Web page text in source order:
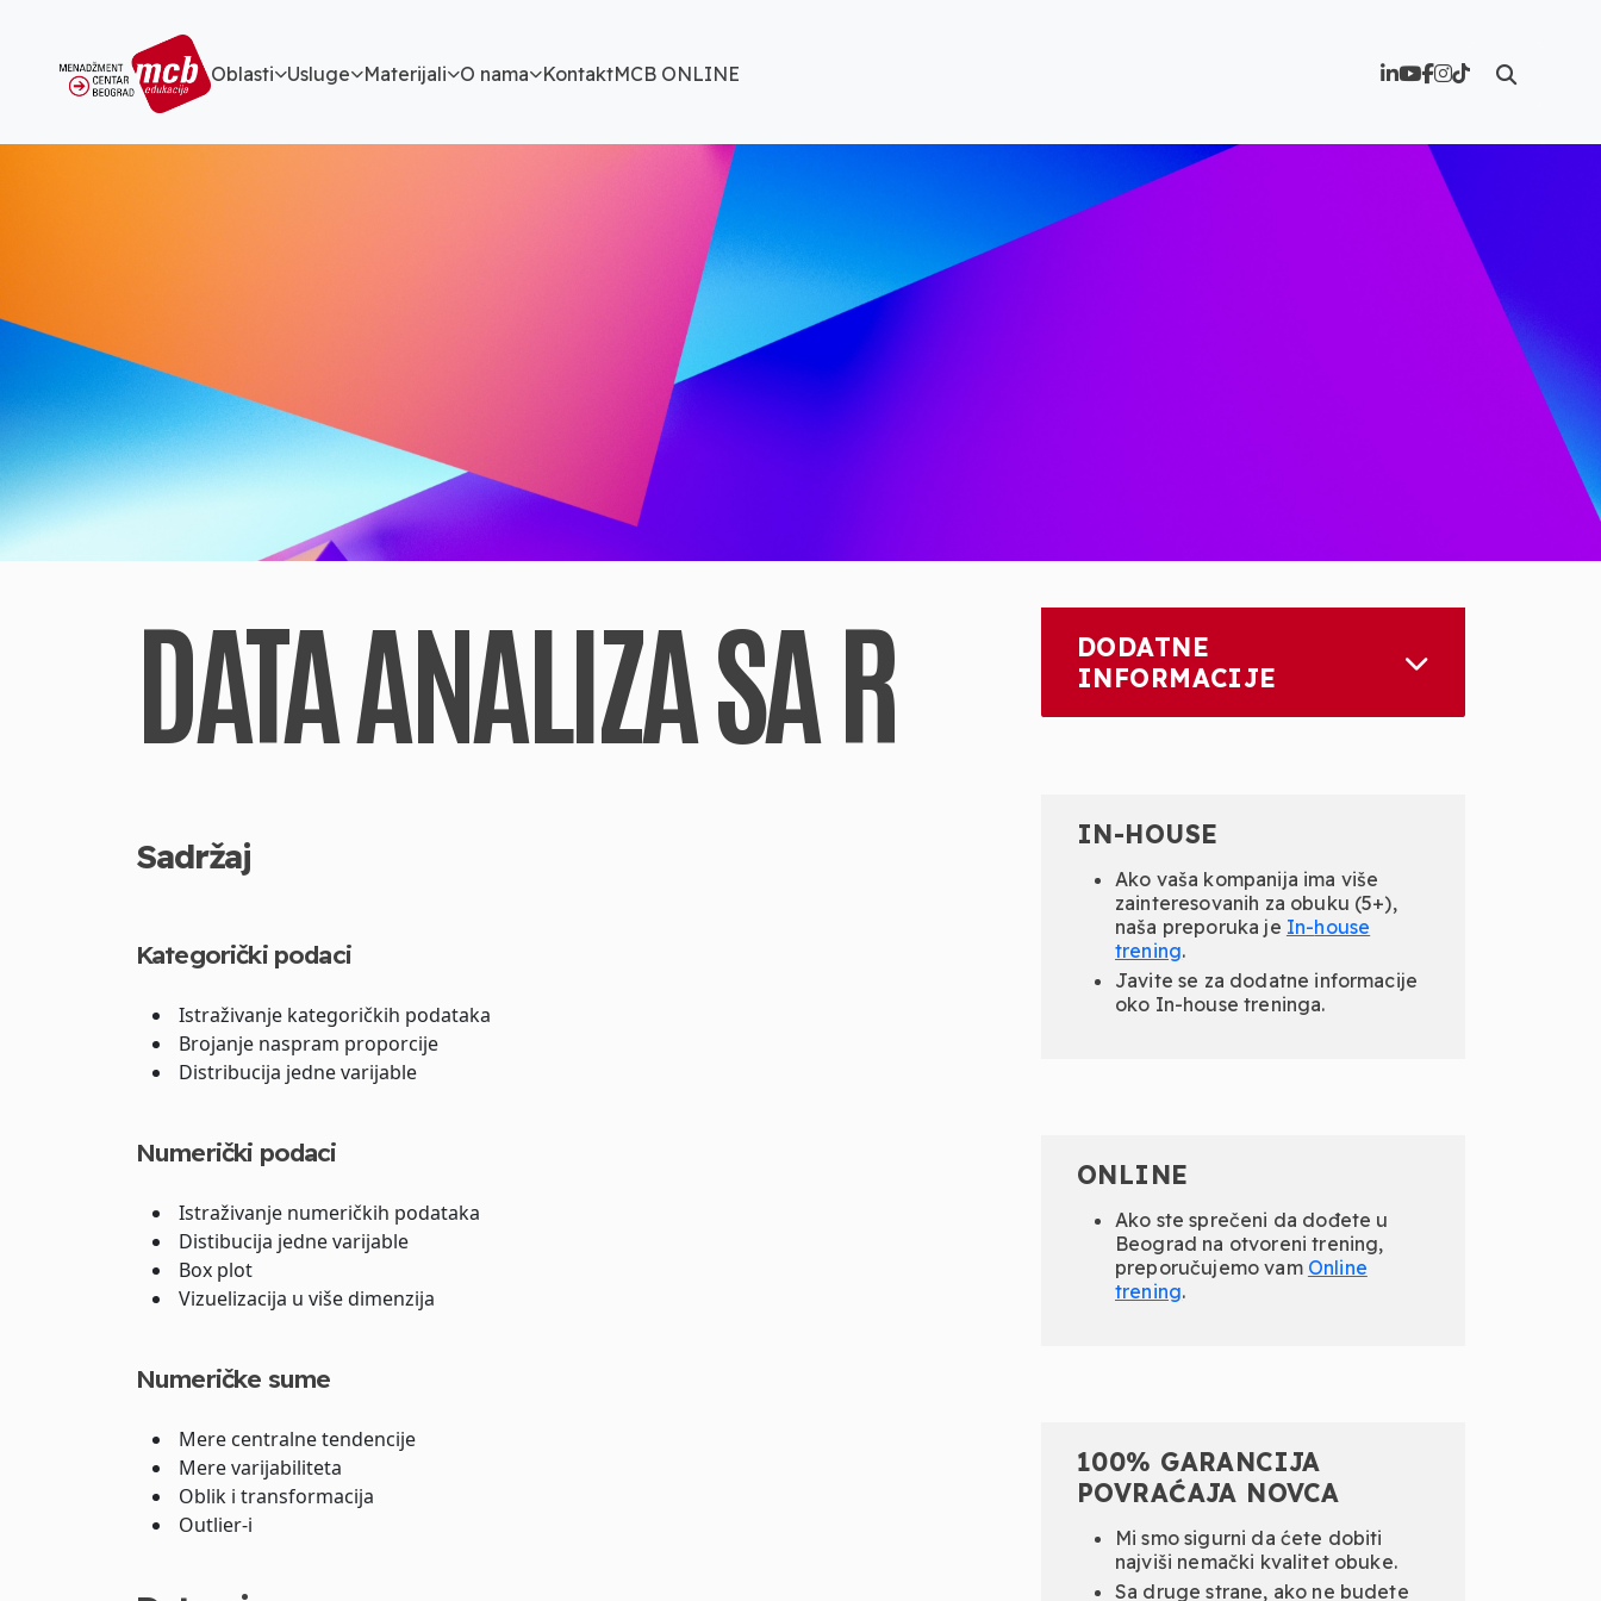
Oblasti Usluge Materijali O nama KontaktMCB ONLINE
DATA ANALIZA SA R
Sadržaj
Kategorički podaci
Istraživanje kategoričkih podataka
Brojanje naspram proporcije
Distribucija jedne varijable
Numerički podaci
Istraživanje numeričkih podataka
Distibucija jedne varijable
Box plot
Vizuelizacija u više dimenzija
Numeričke sume
Mere centralne tendencije
Mere varijabiliteta
Oblik i transformacija
Outlier-i
DODATNE
INFORMACIJE
IN-HOUSE
Ako vaša kompanija ima više
zainteresovanih za obuku (5+),
naša preporuka je In-house
trening.
Javite se za dodatne informacije
oko In-house treninga.
ONLINE
Ako ste sprečeni da dođete u
Beograd na otvoreni trening,
preporučujemo vam Online
trening.
100% GARANCIJA
POVRAĆAJA NOVCA
Mi smo sigurni da ćete dobiti
najviši nemački kvalitet obuke.
Sa druge strane, ako ne budete